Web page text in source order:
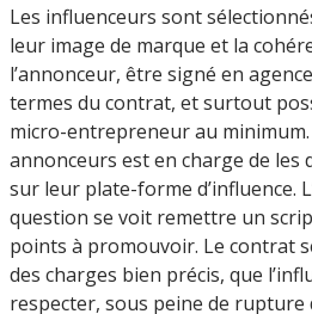
Les influenceurs sont
leur image de marque et la
l’annonceur, être signé en
termes du contrat, et surtout
micro-entrepreneur au minimum.
annonceurs est en charge de les
sur leur plate-forme d’influence.
question se voit remettre un
points à promouvoir. Le contrat
des charges bien précis, que
respecter, sous peine de rupture